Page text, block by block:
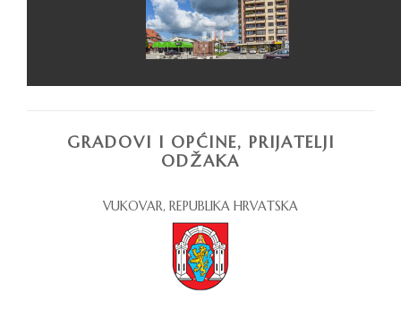
GRADOVI I OPĆINE, PRIJATELJI
ODŽAKA
VUKOVAR, REPUBLIKA HRVATSKA